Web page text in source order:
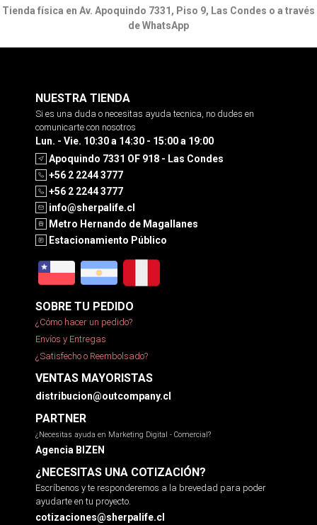
Tienda física en Av. Apoquindo 7331, Piso 9, Las Condes o a través
de WhatsApp
NUESTRA TIENDA
Si es una duda o necesitas ayuda tecnica, no dudes en
comunicarte con nosotros
Lun. - Vie. 10:30 a 14:30 - 15:00 a 19:00
Apoquindo 7331 OF 918 - Las Condes
+56 2 2244 3777
+56 2 2244 3777
info@sherpalife.cl
Metro Hernando de Magallanes
Estacionamiento Público
SOBRE TU PEDIDO
¿Cómo hacer un pedido?
Envíos y Entregas
¿Satisfecho o Reembolsado?
VENTAS MAYORISTAS
distribucion@outcompany.cl
PARTNER
¿Necesitas ayuda en Marketing Digital - Comercial?
Agencia BIZEN
¿NECESITAS UNA COTIZACIÓN?
Escríbenos y te responderemos a la brevedad para poder
ayudarte en tu proyecto.
cotizaciones@sherpalife.cl